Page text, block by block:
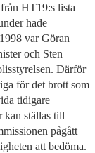
HT19:s lista
hade
var Göran
och Sten
Därför
för det brott som
tidigare
kan ställas till
pågått
att bedöma.